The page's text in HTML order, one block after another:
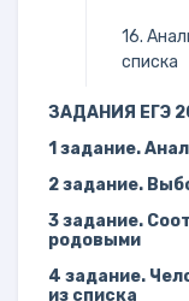
16.
списка
ЗАДАНИЯ ЕГЭ
1 задание.
2 задание.
3 задание.
родовыми
4 задание.
из списка